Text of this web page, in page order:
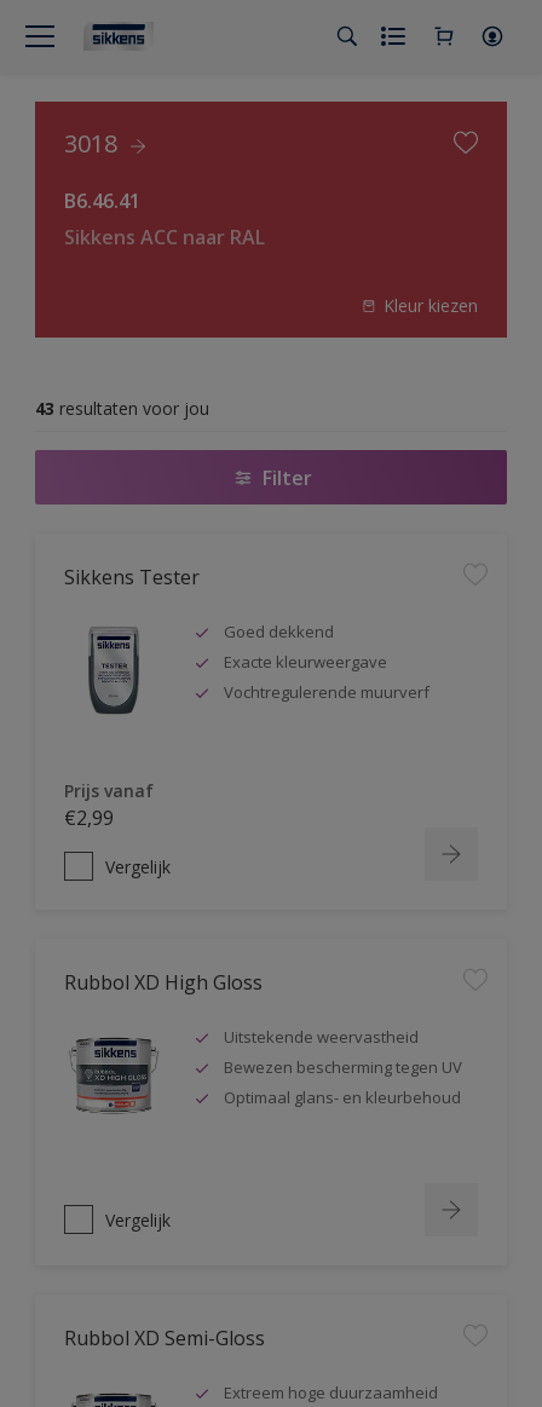
3018
B6.46.41
Sikkens ACC naar RAL
Kleur kiezen
43 resultaten voor jou
Filter
Sikkens Tester
Goed dekkend
Exacte kleurweergave
Vochtregulerende muurverf
Prijs vanaf
€2,99
Vergelijk
Rubbol XD High Gloss
Uitstekende weervastheid
Bewezen bescherming tegen UV
Optimaal glans- en kleurbehoud
Vergelijk
Rubbol XD Semi-Gloss
Extreem hoge duurzaamheid